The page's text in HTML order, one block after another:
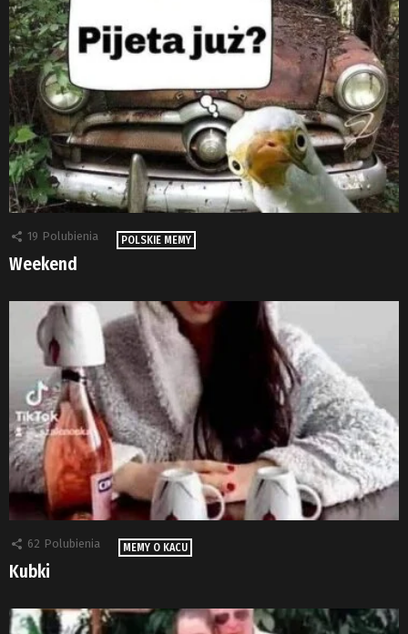
19 Polubienia POLSKIE MEMY
Weekend
62 Polubienia MEMY O KACU
Kubki